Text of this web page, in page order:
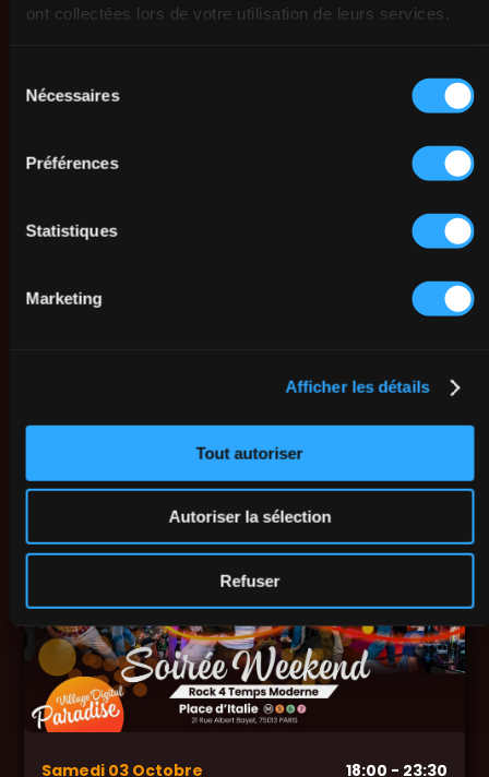
ont collectées lors de votre utilisation de leurs services.
Nécessaires
Préférences
Statistiques
Marketing
Afficher les détails
Tout autoriser
Autoriser la sélection
Refuser
Mardi - 22:30
Moderne - Cours & Soirée
21 Rue Albert Bayet, 75013 Paris
EN SAVOIR PLUS
Samedi 03 Octobre 18:00 - 23:30